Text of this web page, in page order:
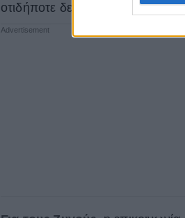
οτιδήποτε δεν έχει οργανωθεί